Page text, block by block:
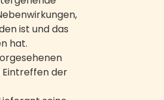
ist und das
hat.
Eintreffen der